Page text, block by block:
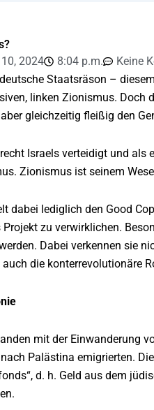
2024 8:04 p.m.
Keine
Staatsräson –
linken Zionismus. Doch
gleichzeitig fleißig den
Israels verteidigt und
Zionismus ist seinem
dabei lediglich den Good
zu verwirklichen.
Dabei verkennen sie
die konterrevolutionäre
mit der Einwanderung
Palästina emigrierten.
d. h. Geld aus dem